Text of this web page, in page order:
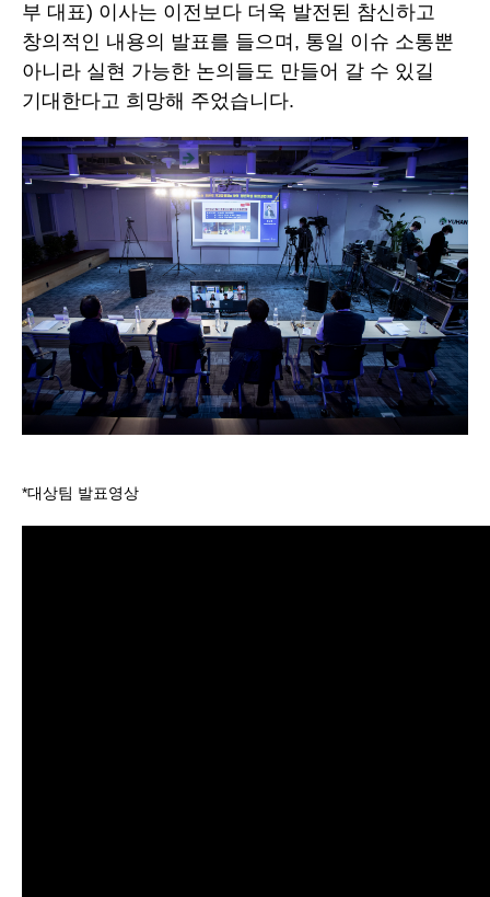
부 대표) 이사는 이전보다 더욱 발전된 참신하고
창의적인 내용의 발표를 들으며 , 통일 이슈 소통뿐
아니라 실현 가능한 논의들도 만들어 갈 수 있길
기대한다고 희망해 주었습니다.
*대상팀 발표영상